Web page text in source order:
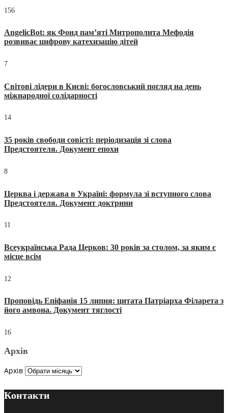
156
AngelicBot: як Фонд пам’яті Митрополита Мефодія
розвиває цифрову катехизацію дітей
7
Світові лідери в Києві: богословський погляд на день
міжнародної солідарності
14
35 років свободи совісті: періодизація зі слова
Предстоятеля. Документ епохи
8
Церква і держава в Україні: формула зі вступного слова
Предстоятеля. Документ доктрини
11
Всеукраїнська Рада Церков: 30 років за столом, за яким є
місце всім
12
Проповідь Епіфанія 15 липня: цитата Патріарха Філарета з
його амвона. Документ тяглості
16
Архів
Архів
Контакти